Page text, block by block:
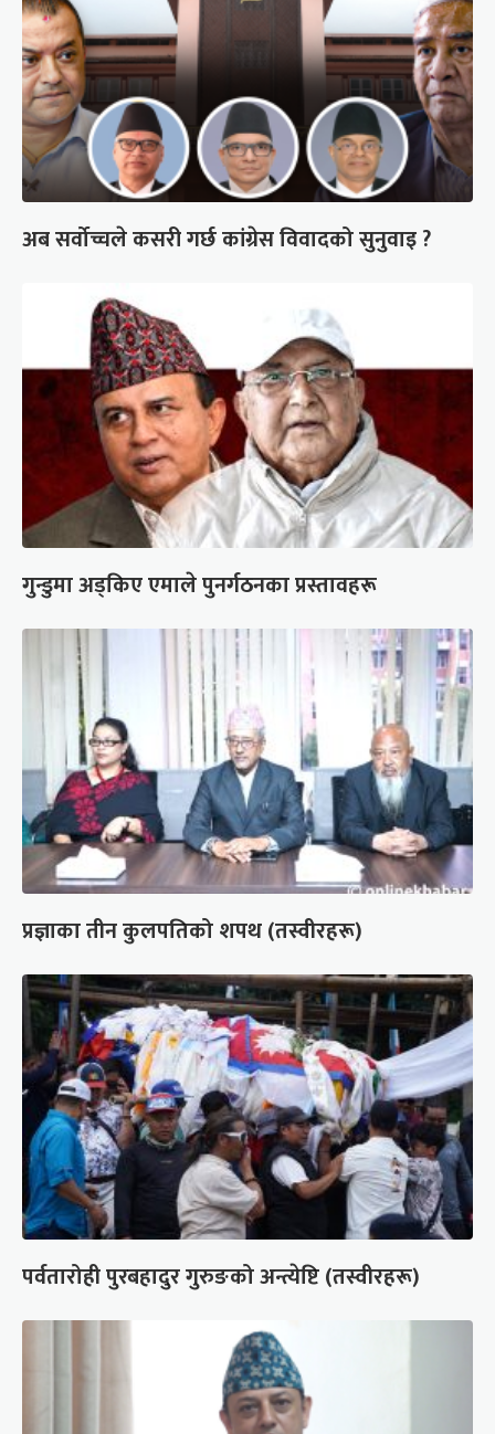
अब सर्वोच्चले कसरी गर्छ कांग्रेस विवादको सुनुवाइ ?
गुन्डुमा अड्किए एमाले पुनर्गठनका प्रस्तावहरू
प्रज्ञाका तीन कुलपतिको शपथ (तस्वीरहरू)
पर्वतारोही पुरबहादुर गुरुङको अन्त्येष्टि (तस्वीरहरू)